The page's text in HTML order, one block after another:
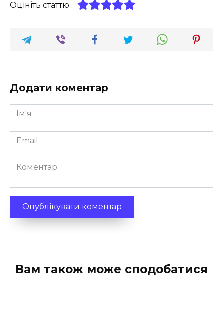
Оцініть статтю
Додати коментар
Ім'я
*
Email
*
Коментар
Вам також може сподобатися